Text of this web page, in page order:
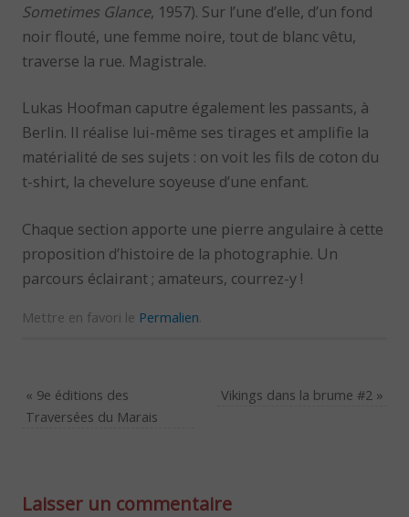
Sometimes Glance, 1957). Sur l’une d’elle, d’un fond
noir flouté, une femme noire, tout de blanc vêtu,
traverse la rue. Magistrale.
Lukas Hoofman caputre également les passants, à
Berlin. Il réalise lui-même ses tirages et amplifie la
matérialité de ses sujets : on voit les fils de coton du
t-shirt, la chevelure soyeuse d’une enfant.
Chaque section apporte une pierre angulaire à cette
proposition d’histoire de la photographie. Un
parcours éclairant ; amateurs, courrez-y !
Mettre en favori le Permalien
« 9e éditions des
Traversées du Marais
Vikings dans la brume #2 »
Laisser un commentaire